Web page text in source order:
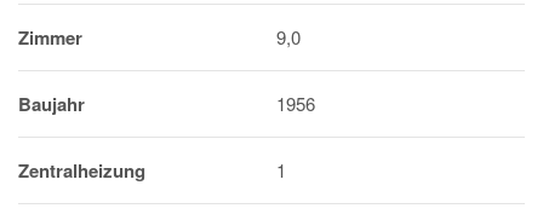
Zimmer 9,0
Baujahr 1956
Zentralheizung 1